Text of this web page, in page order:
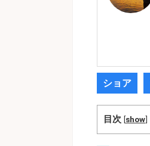
ショア
目次 [show]